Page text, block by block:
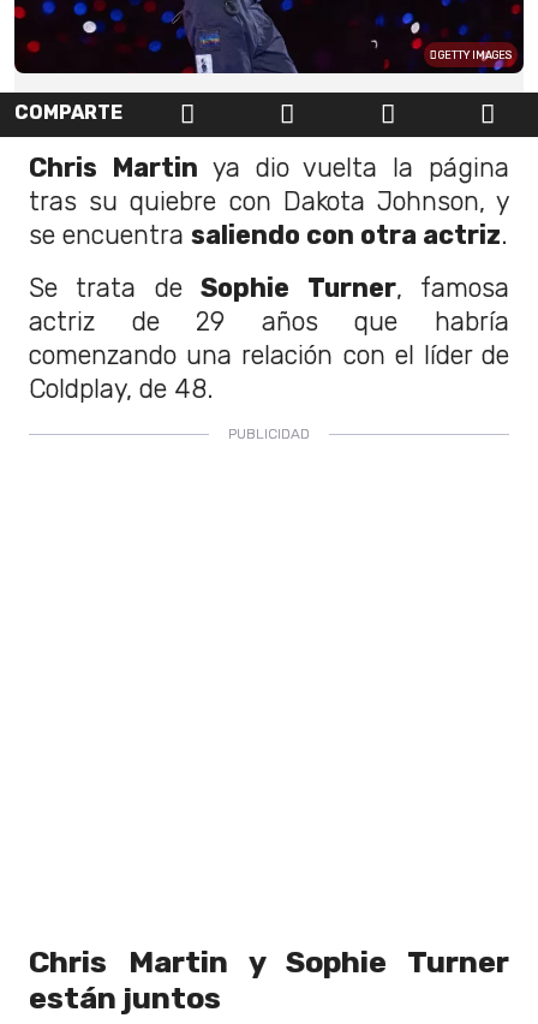
GETTY IMAGES
COMPARTE
Chris Martin ya dio vuelta la página
tras su quiebre con Dakota Johnson, y
se encuentra saliendo con otra actriz.
Se trata deSophie Turner, famosa
actriz de 29 años que habría
comenzando una relación con el líder de
Coldplay, de 48.
Chris Martin y Sophie Turner
están juntos